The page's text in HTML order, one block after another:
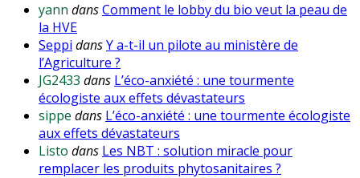
yann dansComment le lobby du bio veut la peau de
la HVE
Seppi dansY a-t-il un pilote au ministère de
l’Agriculture ?
JG2433 dans L’éco-anxiété : une tourmente
écologiste aux effets dévastateurs
sippe dans L’éco-anxiété : une tourmente écologiste
aux effets dévastateurs
Listo dans Les NBT : solution miracle pour
remplacer les produits phytosanitaires ?